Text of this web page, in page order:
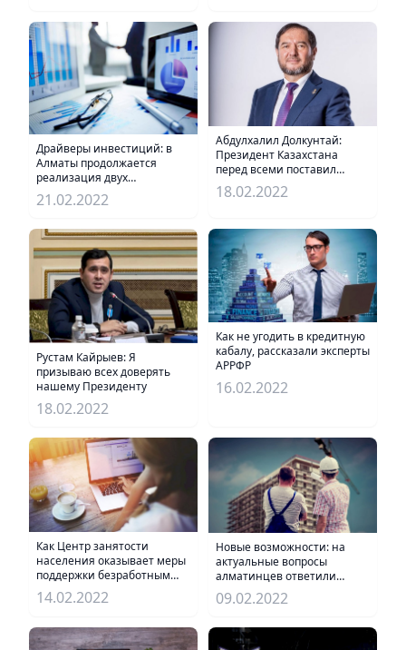
Драйверы инвестиций: в
Алматы продолжается
реализация двух
госпрограмм
21.02.2022
Абдулхалил Долкунтай:
Президент Казахстана
перед всеми поставил
новые и непростые задачи
18.02.2022
Рустам Кайрыев: Я
призываю всех доверять
нашему Президенту
18.02.2022
Как не угодить в кредитную
кабалу, рассказали эксперты
АРРФР
16.02.2022
Как Центр занятости
населения оказывает меры
поддержки безработным
горожанам
14.02.2022
Новые возможности: на
актуальные вопросы
алматинцев ответили
сотрудники
соответствующих ведомств
09.02.2022